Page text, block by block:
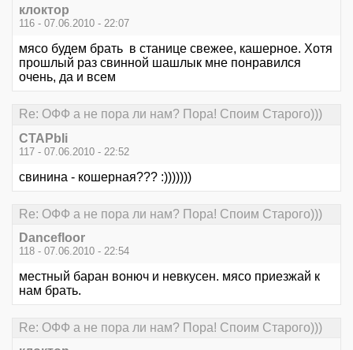
клоктор
116 - 07.06.2010 - 22:07
мясо будем брать в станице свежее, кашерное. Хотя
прошлый раз свинной шашлык мне понравился
очень, да и всем
Re: ОФФ а не пора ли нам? Пора! Споим Старого)))
CTAPbIi
117 - 07.06.2010 - 22:52
свинина - кошерная??? :)))))))
Re: ОФФ а не пора ли нам? Пора! Споим Старого)))
Dancefloor
118 - 07.06.2010 - 22:54
местный баран вонюч и невкусен. мясо приезжай к
нам брать.
Re: ОФФ а не пора ли нам? Пора! Споим Старого)))